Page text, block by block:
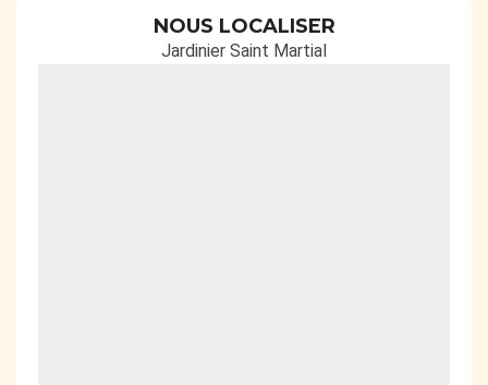
NOUS LOCALISER
Jardinier Saint Martial